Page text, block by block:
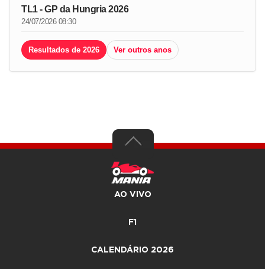
TL1 - GP da Hungria 2026
24/07/2026 08:30
Resultados de 2026 Ver outros anos
AO VIVO
F1
CALENDÁRIO 2026